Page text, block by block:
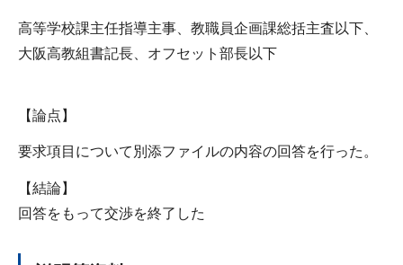
高等学校課主任指導主事、教職員企画課総括主査以下、
大阪高教組書記長、オフセット部長以下
【論点】
要求項目について別添ファイルの内容の回答を行った。
【結論】
回答をもって交渉を終了した